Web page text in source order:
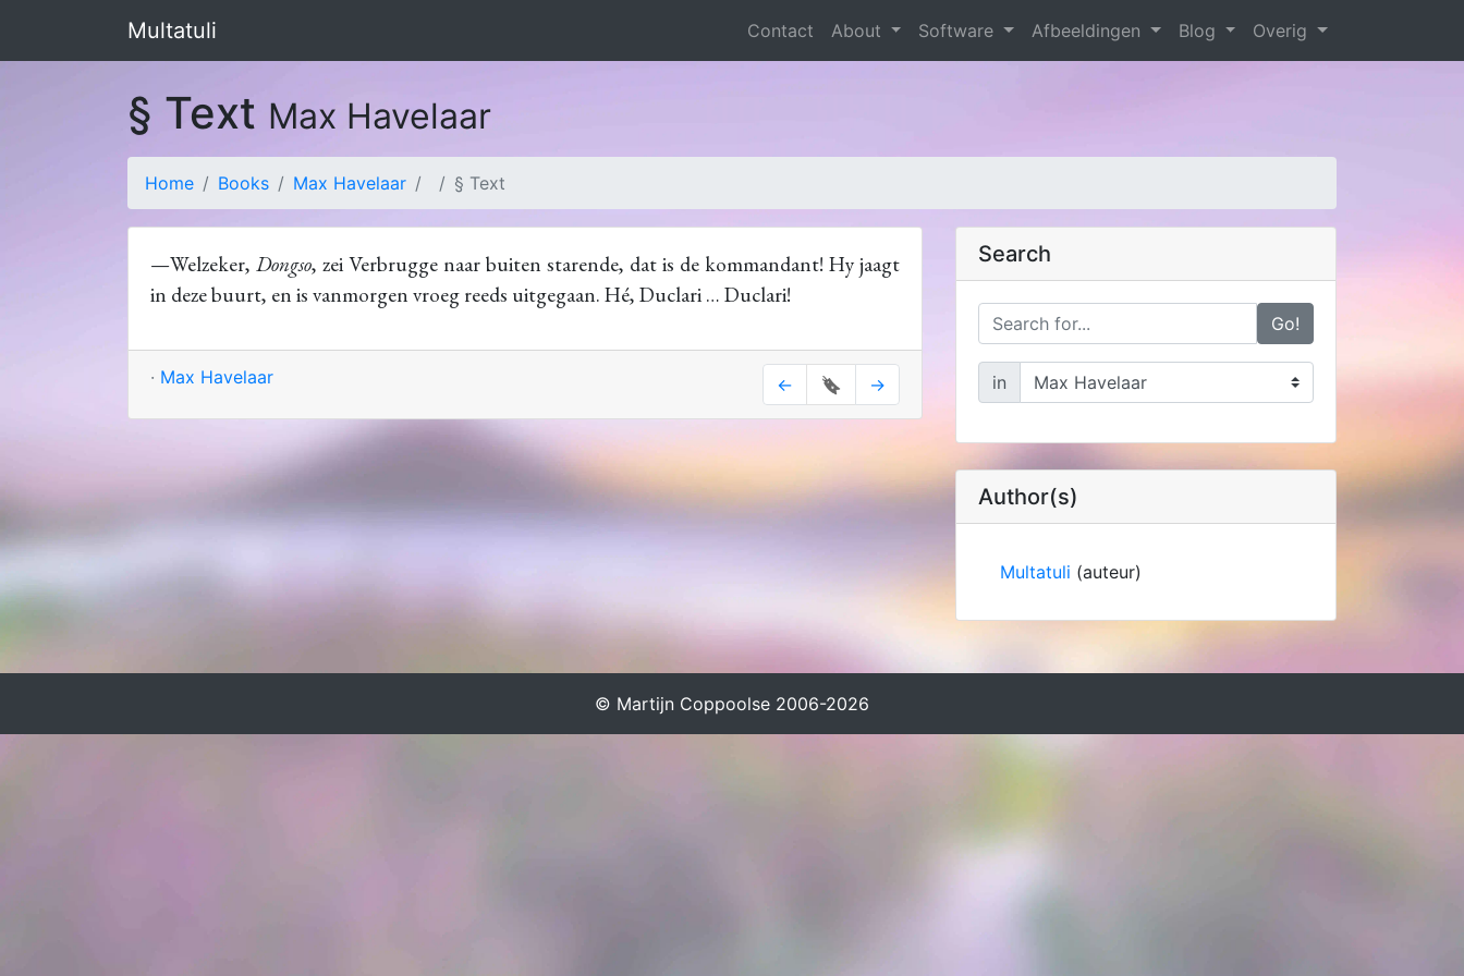
Multatuli Contact About Software Afbeeldingen Blog Overig
§ Text Max Havelaar
Home Books Max Havelaar § Text
—Welzeker, Dongso, zei Verbrugge naar buiten starende, dat is de kommandant! Hy jaagt
in deze buurt, en is vanmorgen vroeg reeds uitgegaan. Hé, Duclari … Duclari!
· Max Havelaar ← 🔖 →
Search
Go!
in
Author(s)
Multatuli (auteur)
© Martijn Coppoolse 2006-2026